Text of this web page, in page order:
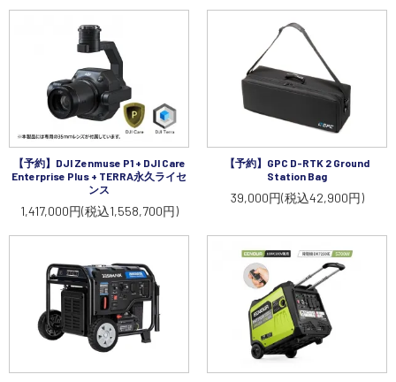
【予約】DJI Zenmuse P1 + DJI Care
Enterprise Plus + TERRA永久ライセ
ンス
1,417,000円(税込1,558,700円)
【予約】GPC D-RTK 2 Ground
Station Bag
39,000円(税込42,900円)